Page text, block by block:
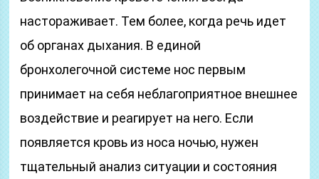
настораживает. Тем более, когда речь идет
об органах дыхания. В единой
бронхолегочной системе нос первым
принимает на себя неблагоприятное внешнее
воздействие и реагирует на него. Если
появляется кровь из носа ночью, нужен
тщательный анализ ситуации и состояния